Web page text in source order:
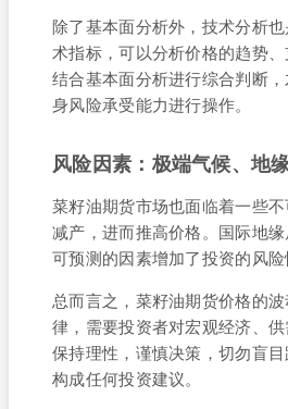
除了基本面分析外，技术分析
术指标，可以分析价格的趋势
结合基本面分析进行综合判断
身风险承受能力进行操作。
风险因素：极端气候、地
菜籽油期货市场也面临着一些
减产，进而推高价格。国际地
可预测的因素增加了投资的风
总而言之，菜籽油期货价格的
律，需要投资者对宏观经济、
保持理性，谨慎决策，切勿盲
构成任何投资建议。